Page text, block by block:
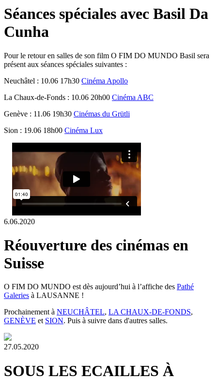
Séances spéciales avec Basil Da
Cunha
Pour le retour en salles de son film O FIM DO MUNDO Basil sera
présent aux séances spéciales suivantes :
Neuchâtel : 10.06 17h30 Cinéma Apollo
La Chaux-de-Fonds : 10.06 20h00 Cinéma ABC
Genève : 11.06 19h30 Cinémas du Grütli
Sion : 19.06 18h00 Cinéma Lux
6.06.2020
Réouverture des cinémas en
Suisse
O FIM DO MUNDO est dès aujourd’hui à l’affiche des Pathé
Galeries à LAUSANNE !
Prochainement à NEUCHÂTEL, LA CHAUX-DE-FONDS,
GENÈVE et SION. Puis à suivre dans d'autres salles.
27.05.2020
SOUS LES ECAILLES À